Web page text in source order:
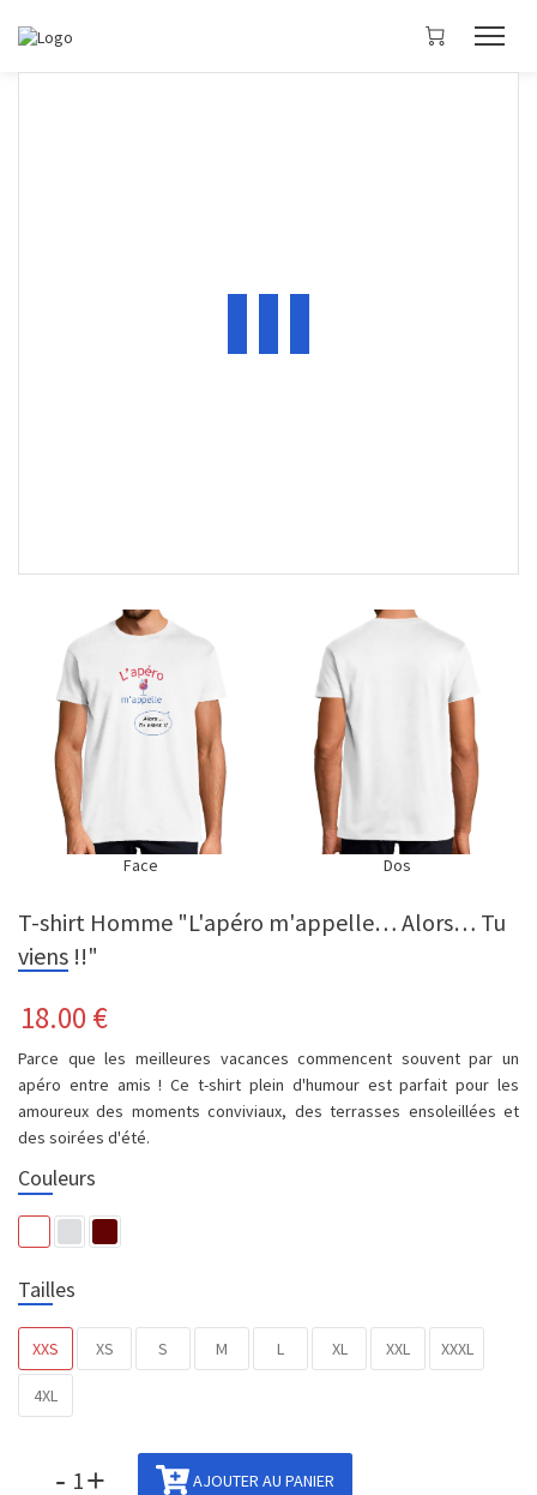
Face Dos
T-shirt Homme "L'apéro m'appelle… Alors… Tu
viens !!"
18.00 €
Parce que les meilleures vacances commencent souvent par un
apéro entre amis ! Ce t-shirt plein d'humour est parfait pour les
amoureux des moments conviviaux, des terrasses ensoleillées et
des soirées d'été.
Couleurs
Tailles
XXS XS S M L XL XXL XXXL
4XL
- + AJOUTER AU PANIER